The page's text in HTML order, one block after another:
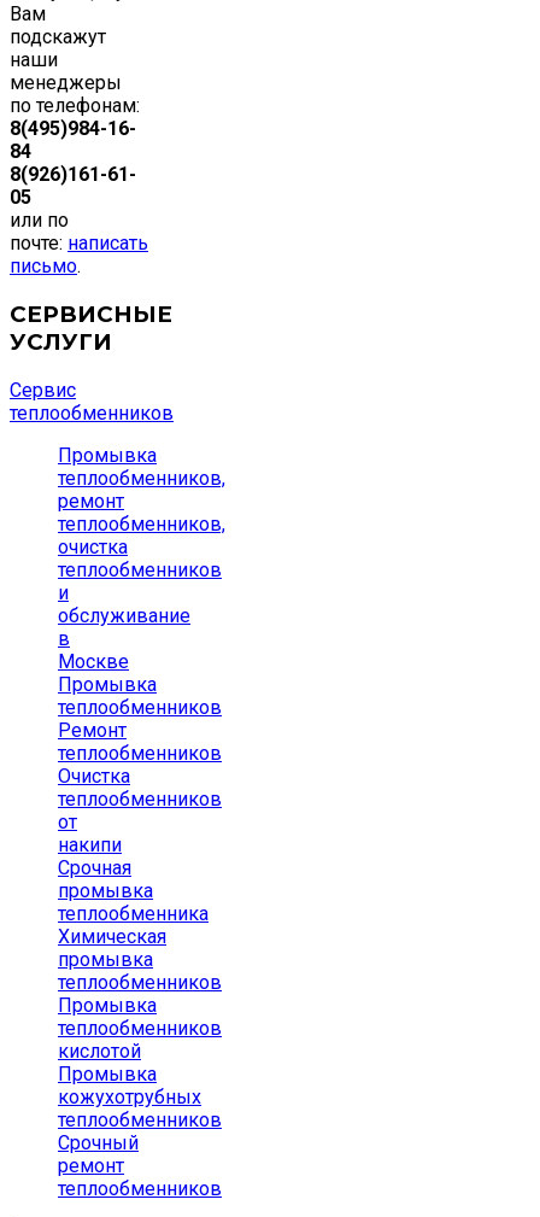
Вам
подскажут
наши
менеджеры
по телефонам:
8(495)984-16-
84
8(926)161-61-
05
или по
почте: написать
письмо.
СЕРВИСНЫЕ
УСЛУГИ
Сервис
теплообменников
Промывка
теплообменников,
ремонт
теплообменников,
очистка
теплообменников
и
обслуживание
в
Москве
Промывка
теплообменников
Ремонт
теплообменников
Очистка
теплообменников
от
накипи
Срочная
промывка
теплообменника
Химическая
промывка
теплообменников
Промывка
теплообменников
кислотой
Промывка
кожухотрубных
теплообменников
Срочный
ремонт
теплообменников